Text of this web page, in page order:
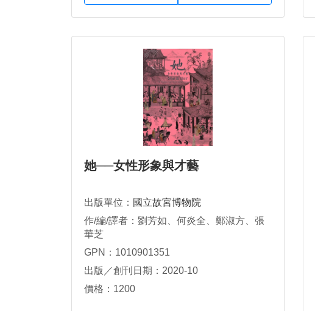
她──女性形象與才藝
出版單位： 國立故宮博物院
作/編/譯者：劉芳如、何炎全、鄭淑方、張
華芝
GPN：1010901351
出版／創刊日期：2020-10
價格：1200